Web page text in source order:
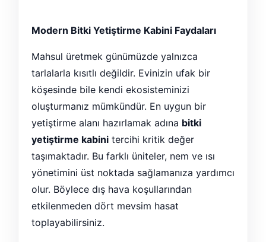
Modern Bitki Yetiştirme Kabini Faydaları
Mahsul üretmek günümüzde yalnızca
tarlalarla kısıtlı değildir. Evinizin ufak bir
köşesinde bile kendi ekosisteminizi
oluşturmanız mümkündür. En uygun bir
yetiştirme alanı hazırlamak adına bitki
yetiştirme kabini tercihi kritik değer
taşımaktadır. Bu farklı üniteler, nem ve ısı
yönetimini üst noktada sağlamanıza yardımcı
olur. Böylece dış hava koşullarından
etkilenmeden dört mevsim hasat
toplayabilirsiniz.